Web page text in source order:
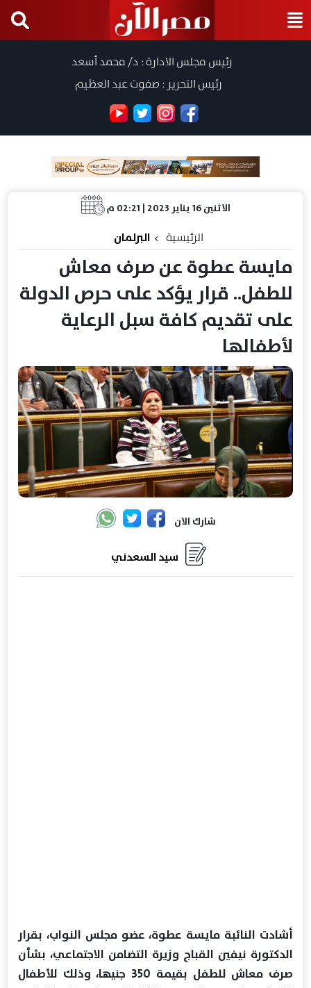
رئيس مجلس الادارة : د/ محمد أسعد
رئيس التحرير : صفوت عبد العظيم
الاثنين 16 يناير 2023 | 02:21 م
الرئيسية البرلمان
مايسة عطوة عن صرف معاش
للطفل.. قرار يؤكد على حرص الدولة
على تقديم كافة سبل الرعاية
لأطفالها
شارك الان
سيد السعدني
أشادت النائبة مايسة عطوة، عضو مجلس النواب، بقرار
الدكتورة نيفين القباج وزيرة التضامن الاجتماعي، بشأن
صرف معاش للطفل بقيمة 350 جنيها، وذلك للأطفال